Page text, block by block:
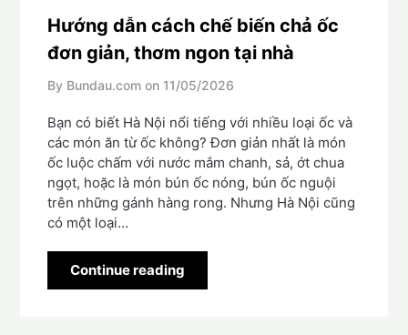
Hướng dẫn cách chế biến chả ốc
đơn giản, thơm ngon tại nhà
By Bundau.com on 11/05/2026
Bạn có biết Hà Nội nổi tiếng với nhiều loại ốc và
các món ăn từ ốc không? Đơn giản nhất là món
ốc luộc chấm với nước mắm chanh, sả, ớt chua
ngọt, hoặc là món bún ốc nóng, bún ốc nguội
trên những gánh hàng rong. Nhưng Hà Nội cũng
có một loại…
Continue reading